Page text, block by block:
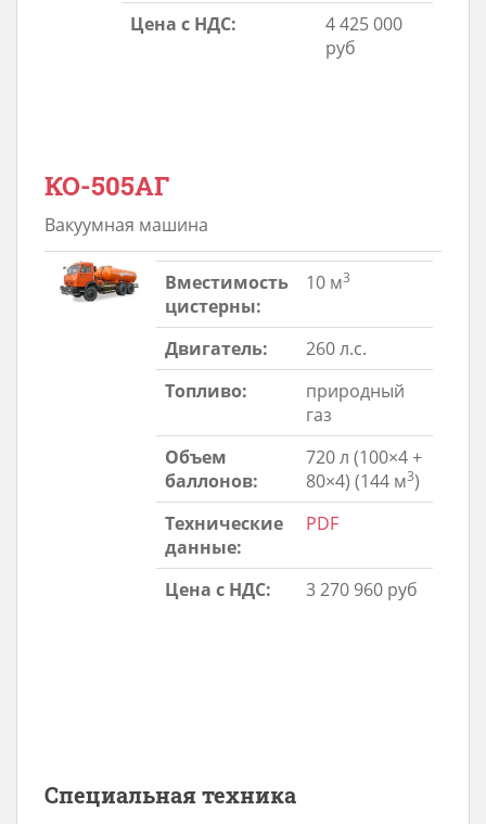
Цена с НДС:
4 425 000
руб
КО-505АГ
Вакуумная машина
Вместимость
цистерны:
10 м3
Двигатель:
260 л.с.
Топливо:
природный
газ
Объем
баллонов:
720 л (100×4 +
80×4) (144 м3)
Технические
данные:
PDF
Цена с НДС: 3 270 960 руб
Специальная техника